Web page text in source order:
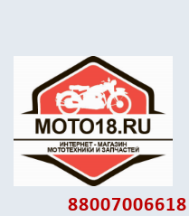
88007006618